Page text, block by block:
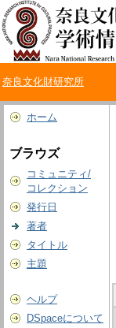
奈良文化財研究所
ホーム
ブラウズ
コミュニティ/
コレクション
発行日
著者
タイトル
主題
ヘルプ
DSpaceについて